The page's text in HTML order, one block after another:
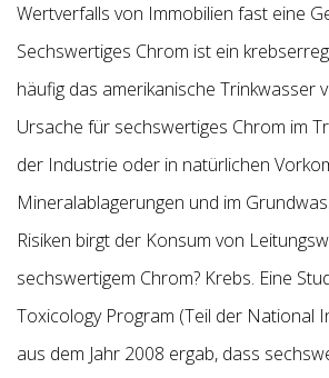
Wertverfalls von Immobilien fast eine
Sechswertiges Chrom ist ein
häufig das amerikanische Trinkwasser
Ursache für sechswertiges Chrom im
der Industrie oder in natürlichen
Mineralablagerungen und im
Risiken birgt der Konsum von
sechswertigem Chrom? Krebs. Eine
Toxicology Program (Teil der National
aus dem Jahr 2008 ergab, dass